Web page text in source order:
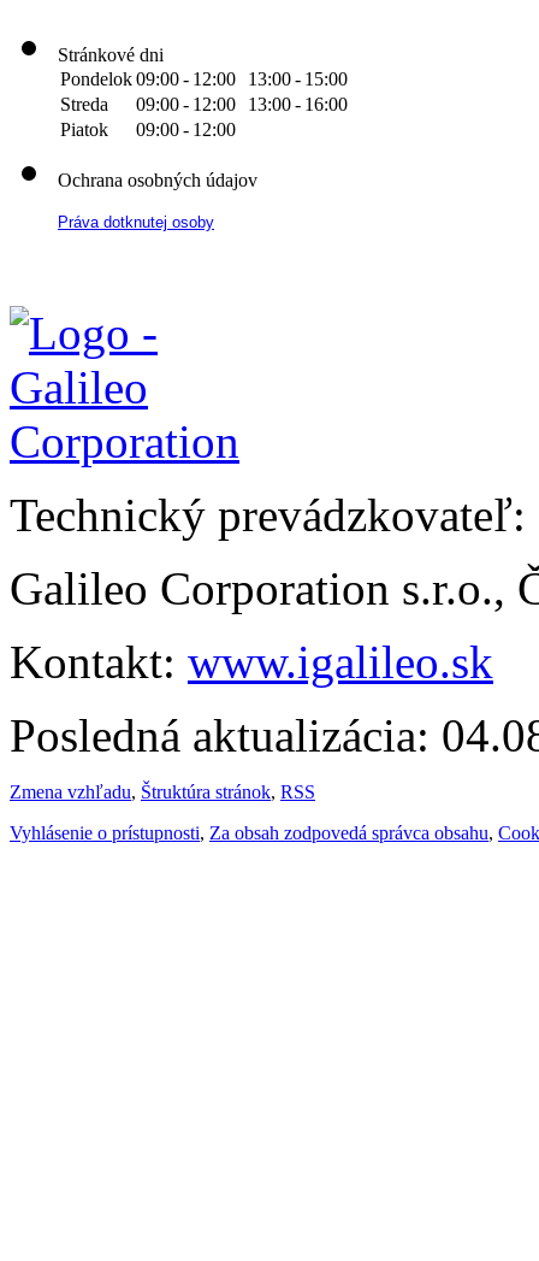
Stránkové dni
Pondelok09:00- 12:00 13:00- 15:00
Streda
09:00- 12:00 13:00- 16:00
Piatok
09:00- 12:00
Ochrana osobných údajov
Práva dotknutej osoby
Technický prevádzkovateľ:
Galileo Corporation s.r.o.,
Kontakt: www.igalileo.sk
Posledná aktualizácia:
Zmena vzhľadu, Štruktúra stránok, RSS
Vyhlásenie o prístupnosti, Za obsah zodpovedá správca obsahu,